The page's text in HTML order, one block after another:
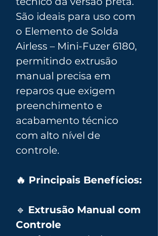
São ideais para uso com
o Elemento de Solda
Airless – Mini-Fuzer 6180,
permitindo extrusão
manual precisa em
reparos que exigem
preenchimento e
acabamento técnico
com alto nível de
controle.
🔥 Principais Benefícios:
🔹 Extrusão Manual com
Controle